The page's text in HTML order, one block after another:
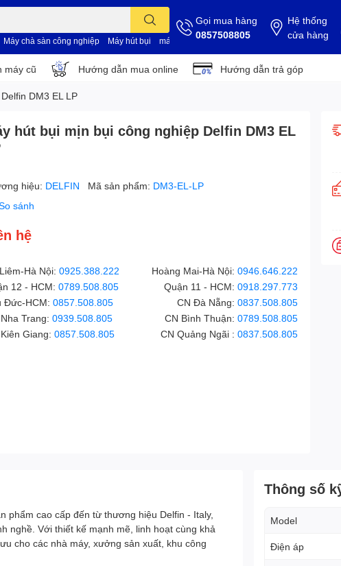
Máy chà sàn công nghiệp Máy hút bụi máy vệ sinh nhà xưởng dụng cụ buồng phòng
Gọi mua hàng
0857508805
Hệ thống
cửa hàng
máy cũ Hướng dẫn mua online Hướng dẫn trả góp
DM3 EL LP
hút bụi mịn bụi công nghiệp Delfin DM3 EL
hiệu: DELFIN Mã sản phẩm: DM3-EL-LP
sánh
hệ
Hà Nội:0925.388.222 Hoàng Mai-Hà Nội:0946.646.222
12 - HCM:0789.508.805 Quận 11 - HCM:0918.297.773
Đức-HCM:0857.508.805 CN Đà Nẵng:0837.508.805
Trang:0939.508.805 CN Bình Thuận:0789.508.805
Giang:0857.508.805 CN Quảng Ngãi :0837.508.805
phẩm cao cấp đến từ thương hiệu Delfin - Italy,
nghề. Với thiết kế mạnh mẽ, linh hoạt cùng khả
cho các nhà máy, xưởng sản xuất, khu công
Thông số
Model
Điện áp